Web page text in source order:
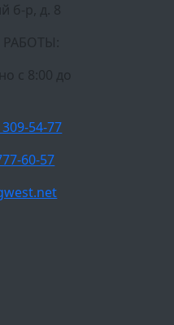
б-р, д. 8
c 8:00 до
54-77
60-57